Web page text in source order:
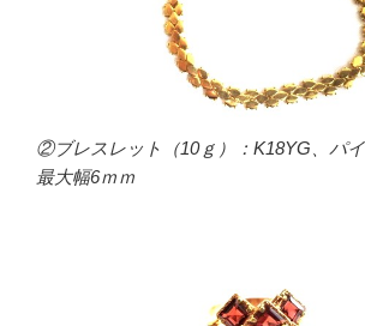
②ブレスレット（10ｇ）：K18YG、パイ
最大幅6ｍｍ